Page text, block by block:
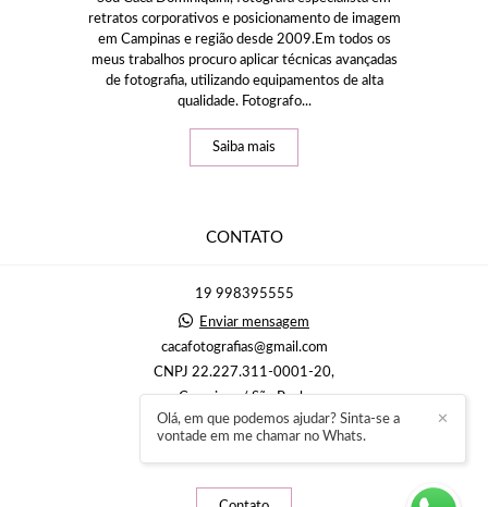
retratos corporativos e posicionamento de imagem
em Campinas e região desde 2009.Em todos os
meus trabalhos procuro aplicar técnicas avançadas
de fotografia, utilizando equipamentos de alta
qualidade. Fotografo...
Saiba mais
CONTATO
19 998395555
Enviar mensagem
cacafotografias@gmail.com
CNPJ 22.227.311-0001-20,
Campinas / São Paulo
✕
Olá, em que podemos ajudar? Sinta-se a
vontade em me chamar no Whats.